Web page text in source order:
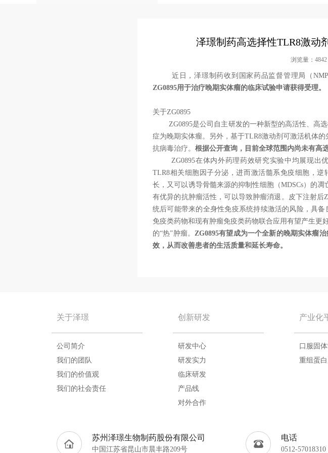
泽璟制药高选择性TLR8激动
浏览量：
近日，泽璟制药收到国家药品监督管理局（
ZG0895用于治疗晚期实体瘤的临床试验申请获得受理。
关于ZG0895
ZG0895是公司自主研发的一种新型的高活性、高选
症为晚期实体瘤。另外，基于TLR8激动剂可激活机体
抗病毒治疗。 根据公开查询，目前全球范围内尚未有高
ZG0895在体内外药理药效研究实验中均展现出优
TLR8相关细胞因子分泌，进而激活髓系免疫细胞，
长，又可以诱导骨髓来源的抑制性细胞（MDSCs）的
有优异的抗肿瘤活性，可以导致肿瘤消退。皮下注射
统后可能带来的全身性免疫系统持续激活的风险，具
免疫类药物和现有肿瘤免疫类药物联合应用有望产生更
的“热”肿瘤。ZG0895有望成为一个全新的晚期实体瘤
效，从而改善患者的生活质量和延长寿命。
关于泽璟
公司简介
我们的团队
我们的价值观
我们的社会责任
创新研发
研发中心
研发实力
临床研发
产品线
对外合作
产业化
口服固
重组蛋
苏州泽璟生物制药股份有限公司
中国江苏省昆山市晨丰路209号
电话
0512-57018310